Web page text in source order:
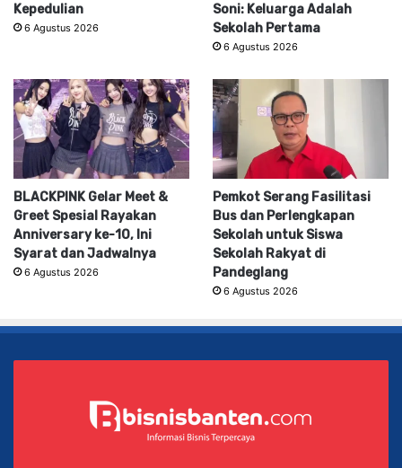
Kepedulian
6 Agustus 2026
Soni: Keluarga Adalah
Sekolah Pertama
6 Agustus 2026
BLACKPINK Gelar Meet &
Greet Spesial Rayakan
Anniversary ke-10, Ini
Syarat dan Jadwalnya
6 Agustus 2026
Pemkot Serang Fasilitasi
Bus dan Perlengkapan
Sekolah untuk Siswa
Sekolah Rakyat di
Pandeglang
6 Agustus 2026